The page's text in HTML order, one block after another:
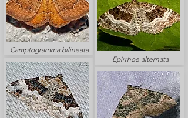
Camptogramma bilineata
Epirrhoe alternata